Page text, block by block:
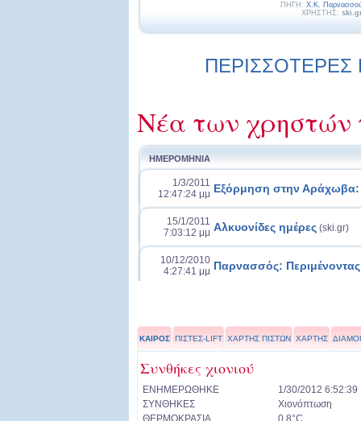
ΠΗΓΗ: Χ.Κ.
ΧΡΗΣΤΗΣ:
ΠΕΡΙΣΣΟΤΕΡΕΣ
Νέα των
ΗΜΕΡΟΜΗΝΙΑ
1/3/2011
12:47:24 μμ Εξόρμηση στην Αράχωβα:
15/1/2011
7:03:12 μμ Αλκυονίδες ημέρες (ski.gr)
10/12/2010
4:27:41 μμ Παρνασσός: Περιμένοντας
ΚΑΙΡΟΣ ΠΙΣΤΕΣ-LIFT ΧΑΡΤΗΣ ΠΙΣΤΩΝ ΧΑΡΤΗΣ
Συνθήκες χιονιού
ΕΝΗΜΕΡΩΘΗΚΕ
1/30/2012 6:52:39
ΣΥΝΘΗΚΕΣ
Χιονόπτωση
ΘΕΡΜΟΚΡΑΣΙΑ
0.8°C